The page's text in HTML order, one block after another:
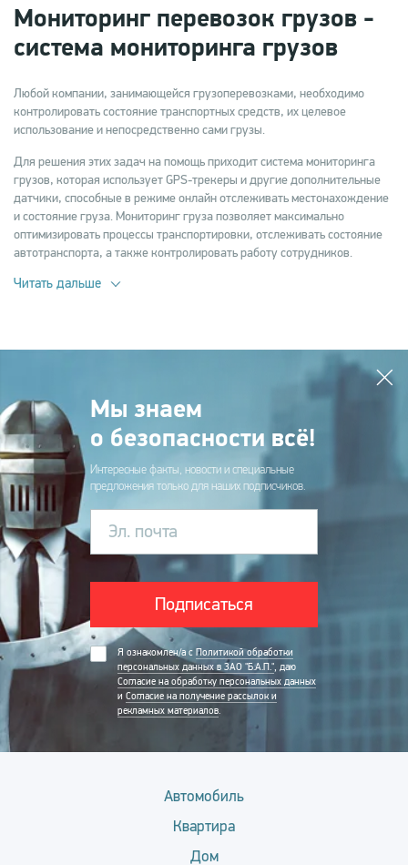
Мониторинг перевозок грузов -
система мониторинга грузов
Любой компании, занимающейся грузоперевозками, необходимо
контролировать состояние транспортных средств, их целевое
использование и непосредственно сами грузы.
Для решения этих задач на помощь приходит система мониторинга
грузов, которая использует GPS-трекеры и другие дополнительные
датчики, способные в режиме онлайн отслеживать местонахождение
и состояние груза. Мониторинг груза позволяет максимально
оптимизировать процессы транспортировки, отслеживать состояние
автотранспорта, а также контролировать работу сотрудников.
Читать дальше
Мы знаем
о безопасности всё!
Интересные факты, новости и специальные
предложения только для наших подписчиков.
Эл. почта
Подписаться
Я ознакомлен/а с Политикой обработки
персональных данных в ЗАО "Б.А.П.", даю
Согласие на обработку персональных данных
и Согласие на получение рассылок и
рекламных материалов.
Автомобиль
Квартира
Дом